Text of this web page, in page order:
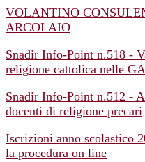
VOLANTINO
ARCOLAIO
Snadir Info-Point n.518 -
religione cattolica nelle
Snadir Info-Point n.512 -
docenti di religione precari
Iscrizioni anno scolastico
la procedura on line